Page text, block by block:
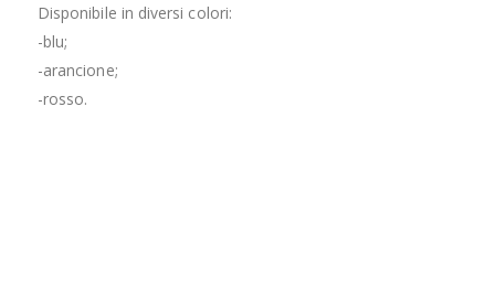
Disponibile in diversi colori:
-blu;
-arancione;
-rosso.